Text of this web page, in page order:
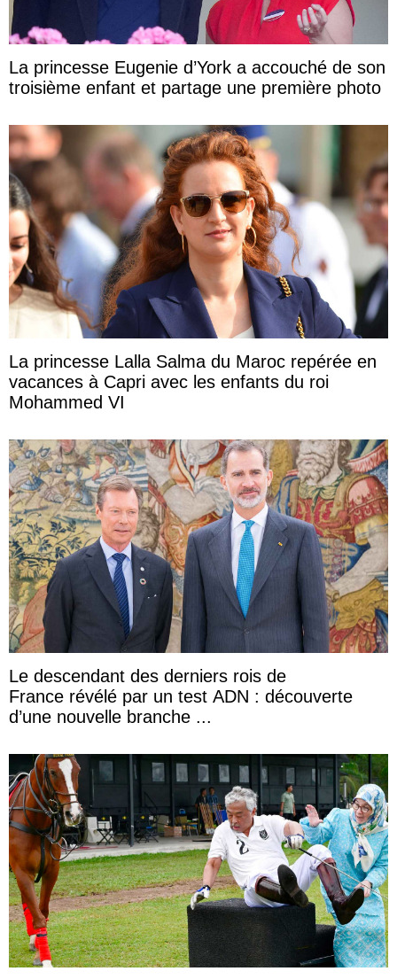
La princesse Eugenie d’York a accouché de son
troisième enfant et partage une première photo
La princesse Lalla Salma du Maroc repérée en
vacances à Capri avec les enfants du roi
Mohammed VI
Le descendant des derniers rois de
France révélé par un test ADN : découverte
d’une nouvelle branche ...